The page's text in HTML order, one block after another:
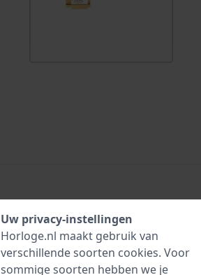
Uw privacy-instellingen
Horloge.nl maakt gebruik van
verschillende soorten cookies. Voor
sommige soorten hebben we je